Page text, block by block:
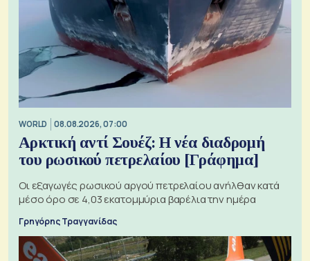
WORLD 08.08.2026, 07:00
Αρκτική αντί Σουέζ: Η νέα διαδρομή
του ρωσικού πετρελαίου [Γράφημα]
Οι εξαγωγές ρωσικού αργού πετρελαίου ανήλθαν κατά
μέσο όρο σε 4,03 εκατομμύρια βαρέλια την ημέρα
Γρηγόρης Τραγγανίδας